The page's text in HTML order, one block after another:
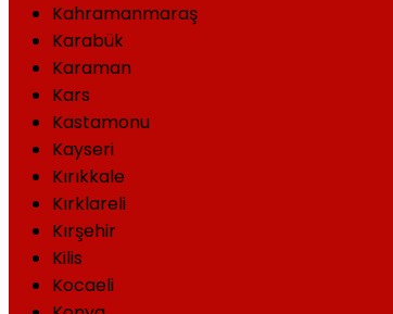
Kahramanmaraş
Karabük
Karaman
Kars
Kastamonu
Kayseri
Kırıkkale
Kırklareli
Kırşehir
Kilis
Kocaeli